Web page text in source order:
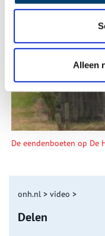
Alleen
Tien verdwenen
De eendenboeten op De
onh.nl > video >
Delen